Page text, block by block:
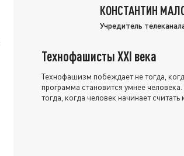
КОНСТАНТИН
Учредитель
Технофашисты XXI века
Технофашизм побеждает не тогда,
программа становится умнее
тогда, когда человек начинает